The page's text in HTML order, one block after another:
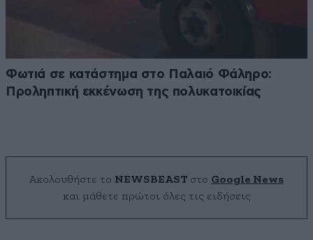
Φωτιά σε κατάστημα στο Παλαιό Φάληρο:
Προληπτική εκκένωση της πολυκατοικίας
Ακολουθήστε το NEWSBEAST στο Google News
και μάθετε πρώτοι όλες τις ειδήσεις